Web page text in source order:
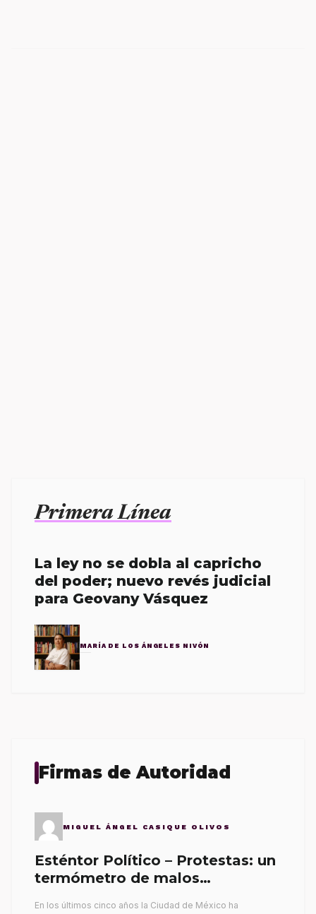
Primera Línea
La ley no se dobla al capricho
del poder; nuevo revés judicial
para Geovany Vásquez
MARÍA DE LOS ÁNGELES NIVÓN
Firmas de Autoridad
MIGUEL ÁNGEL CASIQUE OLIVOS
Esténtor Político – Protestas: un
termómetro de malos
En los últimos cinco años la Ciudad de México ha